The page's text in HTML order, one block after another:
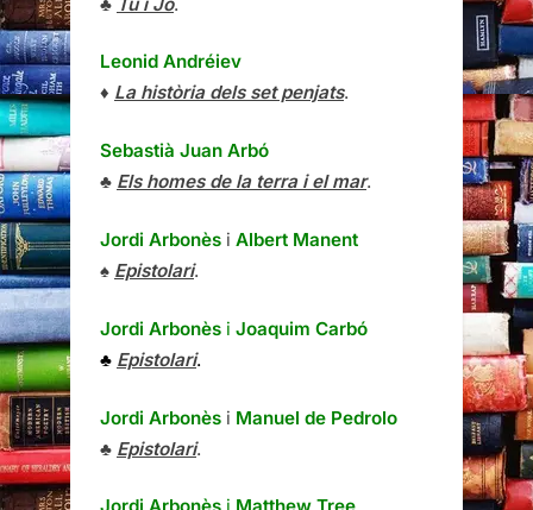
Leonid Andréiev
♦ La història dels set penjats.
Sebastià Juan Arbó
♣ Els homes de la terra i el mar.
Jordi Arbonès i Albert Manent
♠ Epistolari.
Jordi Arbonès i Joaquim Carbó
♣ Epistolari.
Jordi Arbonès i Manuel de Pedrolo
♣ Epistolari.